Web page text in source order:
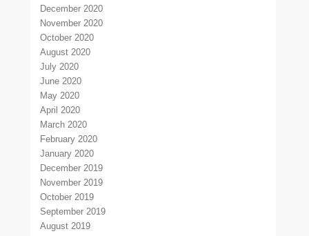
December 2020
November 2020
October 2020
August 2020
July 2020
June 2020
May 2020
April 2020
March 2020
February 2020
January 2020
December 2019
November 2019
October 2019
September 2019
August 2019